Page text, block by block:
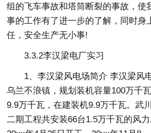
组的飞车事故和塔筒断裂的事故，使
事的工作有了进一步的了解，同时身
任，安全生产无小事!
3.3.2李汉梁电厂实习
1、李汉梁风电场简介 李汉梁风
乌兰不浪镇，规划装机容量100万千
9.9万千瓦，在建装机9.9万千瓦。武
二期工程共安装66台1.5万千瓦的风